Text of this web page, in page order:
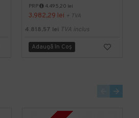
PRP 4.495,20 lei
3.982,29 lei + TVA
4.818,57 lei TVA inclus
Adaugă în Coş